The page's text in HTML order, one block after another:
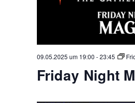
09.05.2025 um 19:00 -23:45
Friday Night